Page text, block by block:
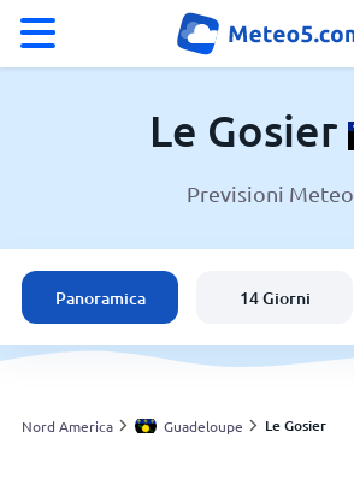
Guadeloupe
Italia
Svizzera
Le Gosier
Previsioni Meteo
Panoramica 14 Giorni
Nord America Guadeloupe Le Gosier